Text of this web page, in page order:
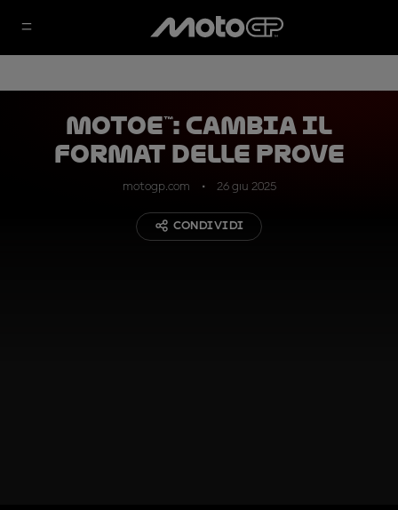
MotoE™: cambia il
format delle prove
motogp.com 26 giu 2025
CONDIVIDI